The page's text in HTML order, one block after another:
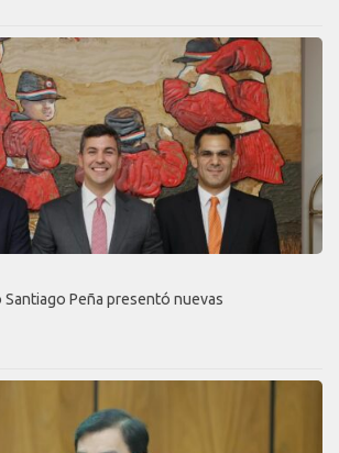
Peña presentó nuevas